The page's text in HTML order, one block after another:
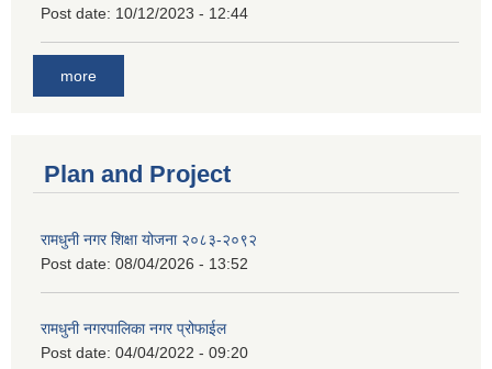
Post date: 10/12/2023 - 12:44
more
Plan and Project
रामधुनी नगर शिक्षा योजना २०८३-२०९२
Post date: 08/04/2026 - 13:52
रामधुनी नगरपालिका नगर प्रोफाईल
Post date: 04/04/2022 - 09:20